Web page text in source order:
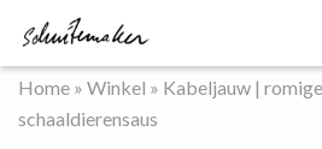
Home » Winkel » Kabeljauw |
schaaldierensaus